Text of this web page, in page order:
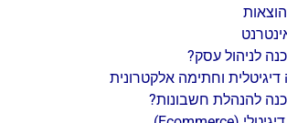
לניהול עסק?
וחתימה אלקטרונית
להנהלת חשבונות?